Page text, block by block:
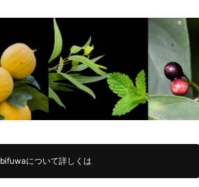
bifuwaについて詳しくは